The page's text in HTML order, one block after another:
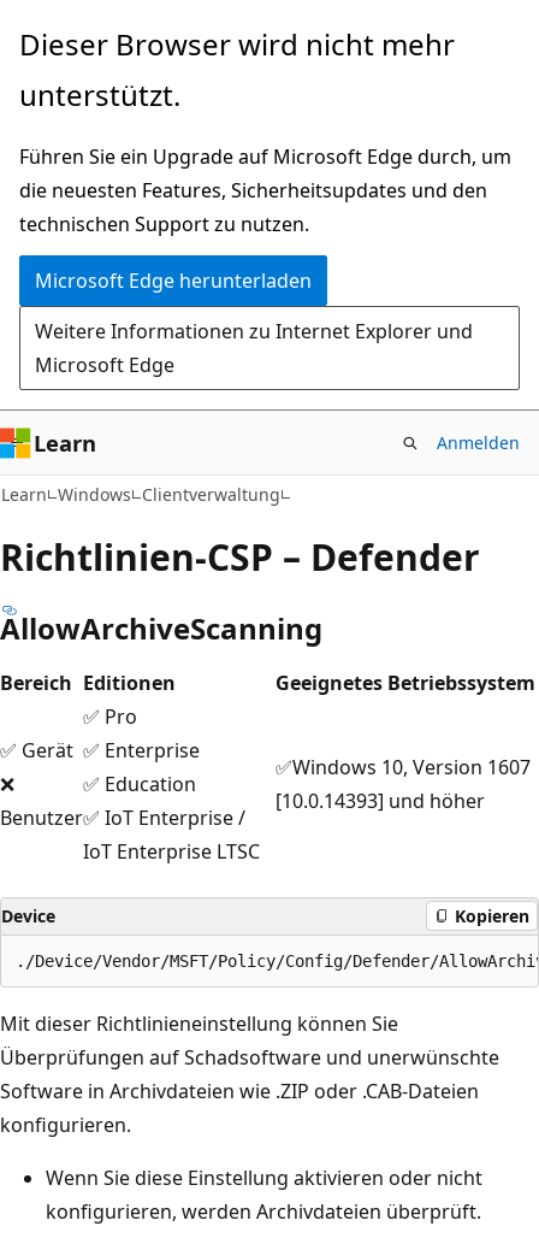
Zu
wechseln
Dieser Browser wird nicht mehr
unterstützt.
Führen Sie ein Upgrade auf Microsoft Edge durch, um
die neuesten Features, Sicherheitsupdates und den
technischen Support zu nutzen.
Microsoft Edge herunterladen
Weitere Informationen zu Internet Explorer und
Microsoft Edge
Learn Anmelden
Learn Windows Clientverwaltung
Richtlinien-CSP – Defender
AllowArchiveScanning
Bereich Editionen Geeignetes Betriebssystem
✅ Gerät
❌
Benutzer
✅ Pro
✅ Enterprise
✅ Education
✅ IoT Enterprise /
IoT Enterprise LTSC
✅Windows 10, Version 1607
[10.0.14393] und höher
Device Kopieren
Mit dieser Richtlinieneinstellung können Sie
Überprüfungen auf Schadsoftware und unerwünschte
Software in Archivdateien wie .ZIP oder .CAB-Dateien
konfigurieren.
Wenn Sie diese Einstellung aktivieren oder nicht
konfigurieren, werden Archivdateien überprüft.